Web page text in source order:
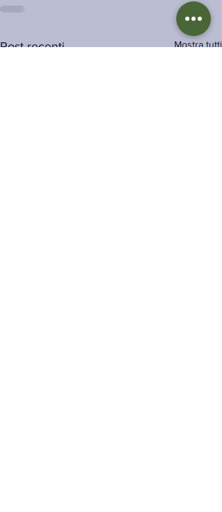
Post recenti Mostra tutti